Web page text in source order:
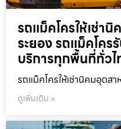
รถแม็คโครให้เช่า
ระยอง รถแม็คโคร
บริการทุกพื้นที่ทั่วไ
รถแม็คโครให้เช่านิคมอุตส
ดูเพิ่มเติม »